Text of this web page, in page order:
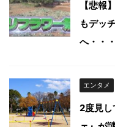
【悲報
もデッ
へ・・・
エンタメ
2度見し